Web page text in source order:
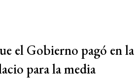
el Gobierno pagó en la
para la media